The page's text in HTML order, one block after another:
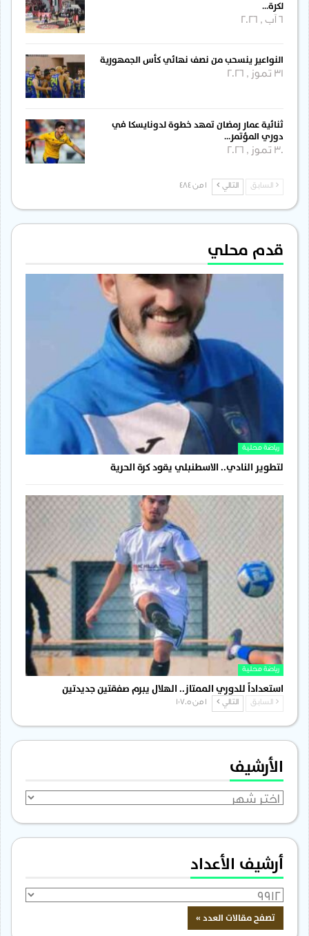
لكرة…
النواعير ينسحب من نصف نهائي كأس الجمهورية
31 تموز , 2026
ثنائية عمار رمضان تمهد خطوة لدونايسكا في
دوري المؤتمر…
30 تموز , 2026
السابق التالي
قدم محلي
رياضة محلية
لتطوير النادي.. الاسطنبلي يقود كرة الحرية
رياضة محلية
استعداداً للدوري الممتاز.. الهلال يبرم صفقتين جديدتين
السابق التالي
الأرشيف
الأرشيف
أرشيف الأعداد